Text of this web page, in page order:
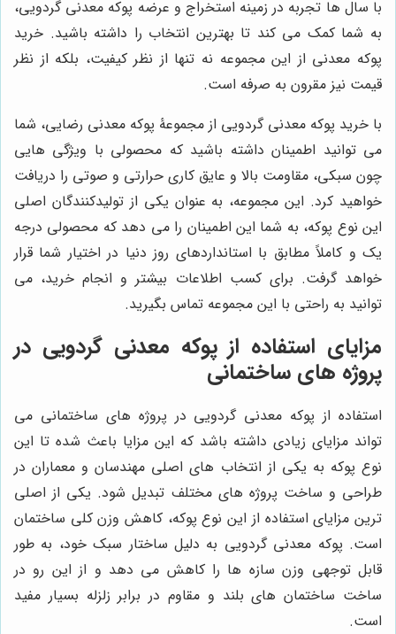
با سال ها تجربه در زمینه استخراج و عرضه پوکه معدنی گردویی،
به شما کمک می کند تا بهترین انتخاب را داشته باشید. خرید
پوکه معدنی از این مجموعه نه تنها از نظر کیفیت، بلکه از نظر
قیمت نیز مقرون به صرفه است.
با خرید پوکه معدنی گردویی از مجموعۀ پوکه معدنی رضایی، شما
می توانید اطمینان داشته باشید که محصولی با ویژگی هایی
چون سبکی، مقاومت بالا و عایق کاری حرارتی و صوتی را دریافت
خواهید کرد. این مجموعه، به عنوان یکی از تولیدکنندگان اصلی
این نوع پوکه، به شما این اطمینان را می دهد که محصولی درجه
یک و کاملاً مطابق با استانداردهای روز دنیا در اختیار شما قرار
خواهد گرفت. برای کسب اطلاعات بیشتر و انجام خرید، می
توانید به راحتی با این مجموعه تماس بگیرید.
مزایای استفاده از پوکه معدنی گردویی در
پروژه های ساختمانی
استفاده از پوکه معدنی گردویی در پروژه های ساختمانی می
تواند مزایای زیادی داشته باشد که این مزایا باعث شده تا این
نوع پوکه به یکی از انتخاب های اصلی مهندسان و معماران در
طراحی و ساخت پروژه های مختلف تبدیل شود. یکی از اصلی
ترین مزایای استفاده از این نوع پوکه، کاهش وزن کلی ساختمان
است. پوکه معدنی گردویی به دلیل ساختار سبک خود، به طور
قابل توجهی وزن سازه ها را کاهش می دهد و از این رو در
ساخت ساختمان های بلند و مقاوم در برابر زلزله بسیار مفید
است.